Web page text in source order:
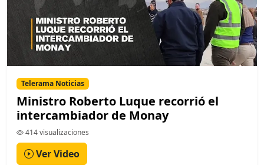
Telerama Noticias
Ministro Roberto Luque recorrió el
intercambiador de Monay
414 visualizaciones
Ver Video